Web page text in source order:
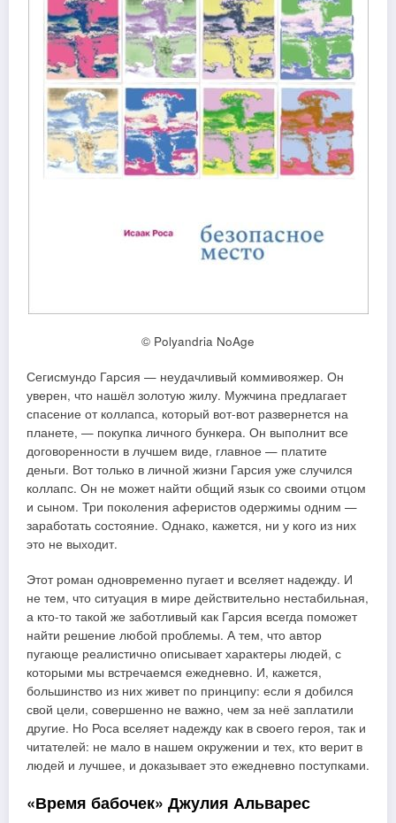
© Polyandria NoAge
Сегисмундо Гарсия — неудачливый коммивояжер. Он
уверен, что нашёл золотую жилу. Мужчина предлагает
спасение от коллапса, который вот-вот развернется на
планете, — покупка личного бункера. Он выполнит все
договоренности в лучшем виде, главное — платите
деньги. Вот только в личной жизни Гарсия уже случился
коллапс. Он не может найти общий язык со своими отцом
и сыном. Три поколения аферистов одержимы одним —
заработать состояние. Однако, кажется, ни у кого из них
это не выходит.
Этот роман одновременно пугает и вселяет надежду. И
не тем, что ситуация в мире действительно нестабильная,
а кто-то такой же заботливый как Гарсия всегда поможет
найти решение любой проблемы. А тем, что автор
пугающе реалистично описывает характеры людей, с
которыми мы встречаемся ежедневно. И, кажется,
большинство из них живет по принципу: если я добился
свой цели, совершенно не важно, чем за неё заплатили
другие. Но Роса вселяет надежду как в своего героя, так и
читателей: не мало в нашем окружении и тех, кто верит в
людей и лучшее, и доказывает это ежедневно поступками.
«Время бабочек» Джулия Альварес